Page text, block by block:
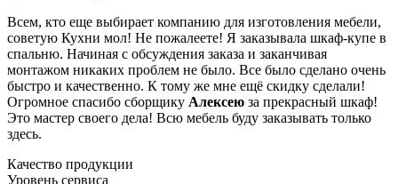
Всем, кто еще выбирает компанию для изготовления мебели,
советую Кухни мол! Не пожалеете! Я заказывала шкаф-купе в
спальню. Начиная с обсуждения заказа и заканчивая
монтажом никаких проблем не было. Все было сделано очень
быстро и качественно. К тому же мне ещё скидку сделали!
Огромное спасибо сборщику Алексею за прекрасный шкаф!
Это мастер своего дела! Всю мебель буду заказывать только
здесь.
Качество продукции
Уровень сервиса